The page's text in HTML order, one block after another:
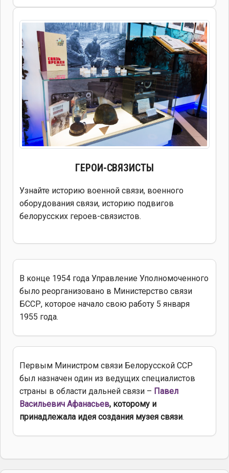
ГЕРОИ-СВЯЗИСТЫ
Узнайте историю военной связи, военного
оборудования связи, историю подвигов
белорусских героев-связистов.
В конце 1954 года Управление Уполномоченного
было реорганизовано в Министерство связи
БССР, которое начало свою работу 5 января
1955 года.
Первым Министром связи Белорусской ССР
был назначен один из ведущих специалистов
страны в области дальней связи – Павел
Васильевич Афанасьев, которому и
принадлежала идея создания музея связи.